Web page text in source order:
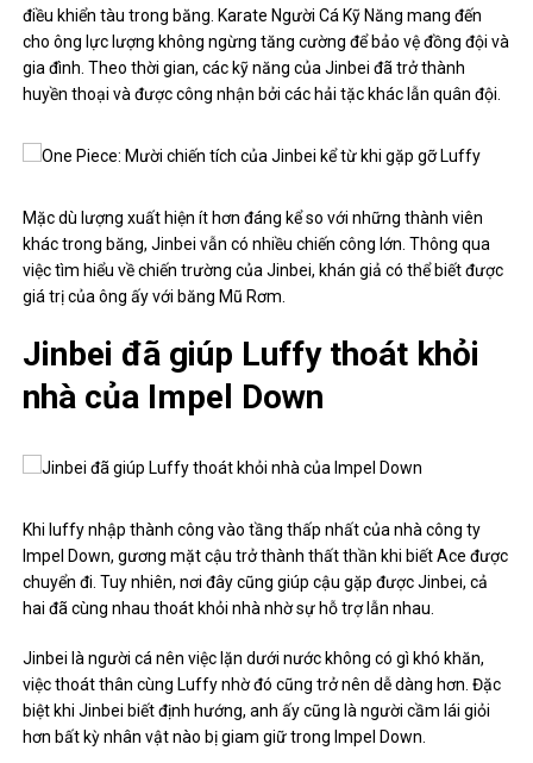
điều khiển tàu trong băng. Karate Người Cá Kỹ Năng mang đến
cho ông lực lượng không ngừng tăng cường để bảo vệ đồng đội và
gia đình. Theo thời gian, các kỹ năng của Jinbei đã trở thành
huyền thoại và được công nhận bởi các hải tặc khác lẫn quân đội.
Mặc dù lượng xuất hiện ít hơn đáng kể so với những thành viên
khác trong băng, Jinbei vẫn có nhiều chiến công lớn. Thông qua
việc tìm hiểu về chiến trường của Jinbei, khán giả có thể biết được
giá trị của ông ấy với băng Mũ Rơm.
Jinbei đã giúp Luffy thoát khỏi
nhà của Impel Down
Khi luffy nhập thành công vào tầng thấp nhất của nhà công ty
Impel Down, gương mặt cậu trở thành thất thần khi biết Ace được
chuyển đi. Tuy nhiên, nơi đây cũng giúp cậu gặp được Jinbei, cả
hai đã cùng nhau thoát khỏi nhà nhờ sự hỗ trợ lẫn nhau.
Jinbei là người cá nên việc lặn dưới nước không có gì khó khăn,
việc thoát thân cùng Luffy nhờ đó cũng trở nên dễ dàng hơn. Đặc
biệt khi Jinbei biết định hướng, anh ấy cũng là người cầm lái giỏi
hơn bất kỳ nhân vật nào bị giam giữ trong Impel Down.